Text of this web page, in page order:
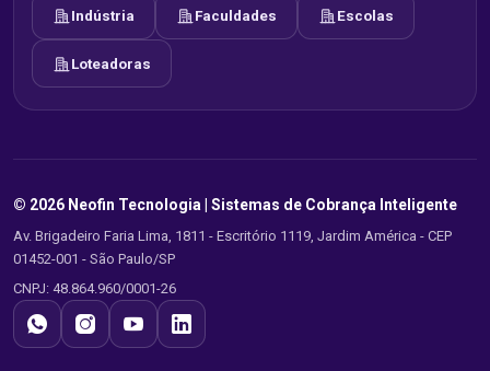
Indústria Faculdades Escolas
Loteadoras
© 2026 Neofin Tecnologia | Sistemas de Cobrança Inteligente
Av. Brigadeiro Faria Lima, 1811 - Escritório 1119, Jardim América - CEP
01452-001 - São Paulo/SP
CNPJ: 48.864.960/0001-26